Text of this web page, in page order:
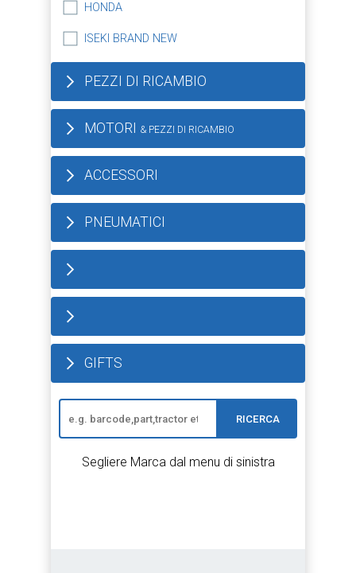
HONDA
ISEKI BRAND NEW
PEZZI DI RICAMBIO
MOTORI & PEZZI DI RICAMBIO
ACCESSORI
PNEUMATICI
GIFTS
RICERCA
Segliere Marca dal menu di sinistra